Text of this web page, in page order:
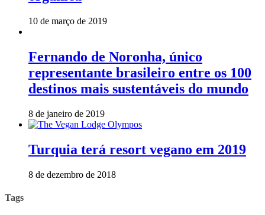
10 de março de 2019
Fernando de Noronha, único
representante brasileiro entre os 100
destinos mais sustentáveis do mundo
8 de janeiro de 2019
Turquia terá resort vegano em 2019
8 de dezembro de 2018
Tags